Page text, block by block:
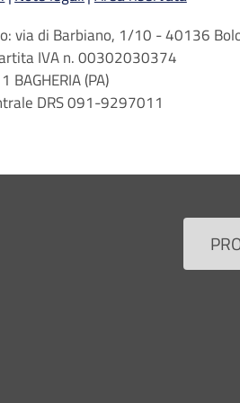
via di Barbiano, 1/10 - 40136
IVA n. 00302030374
(PA)
DRS 091-9297011